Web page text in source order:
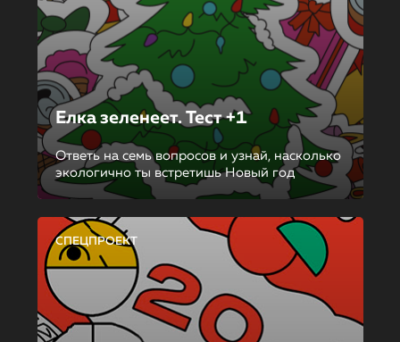
Елка зеленеет. Тест +1
Ответь на семь вопросов и узнай, насколько
экологично ты встретишь Новый год
СПЕЦПРОЕКТ